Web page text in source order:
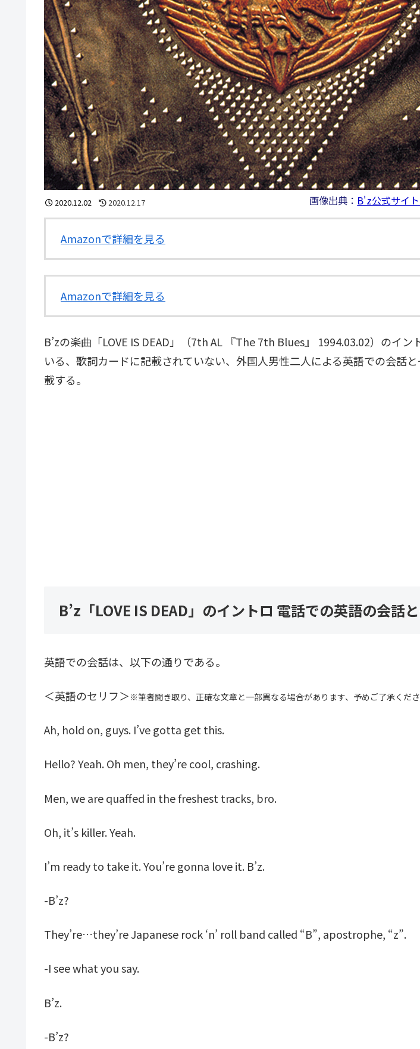
画像出典： B'z公式サイ
2020.12.02 2020.12.17
Amazonで詳細を見る
Amazonで詳細を見る
B’zの楽曲「LOVE IS DEAD」（7th AL 『The 7th Blues』 1994.03.02）のイン
いる、歌詞カードに記載されていない、外国人男性二人による英語での会話
載する。
B’z「LOVE IS DEAD」のイントロ 電話での英語の会話
英語での会話は、以下の通りである。
＜英語のセリフ＞ ※筆者聞き取り、正確な文章と一部異なる場合があります、予めご了承くださ
Ah, hold on, guys. I’ve gotta get this.
Hello? Yeah. Oh men, they’re cool, crashing.
Men, we are quaffed in the freshest tracks, bro.
Oh, it’s killer. Yeah.
I’m ready to take it. You’re gonna love it. B’z.
-B’z?
They’re…they’re Japanese rock ‘n’ roll band called “B”, apostrophe, “z”.
-I see what you say.
B’z.
-B’z?